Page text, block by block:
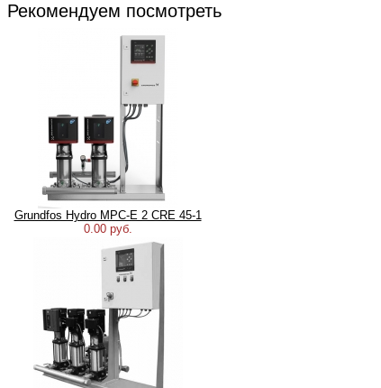
Рекомендуем посмотреть
Grundfos Hydro MPC-E 2 CRE 45-1
0.00 руб.